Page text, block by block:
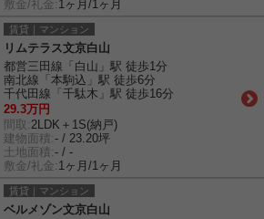
敷金/礼金: 1ヶ月/1ヶ月
賃貸｜マンション
リムテラス文京白山
都営三田線「白山」駅 徒歩1分
南北線「本駒込」駅 徒歩6分
千代田線「千駄木」駅 徒歩16分
29.3万円
間取: 2LDK＋1S(納戸)
建物面積:- / 23.20坪
土地面積:- / -
敷金/礼金: 1ヶ月/1ヶ月
賃貸｜マンション
ベルメゾン文京白山